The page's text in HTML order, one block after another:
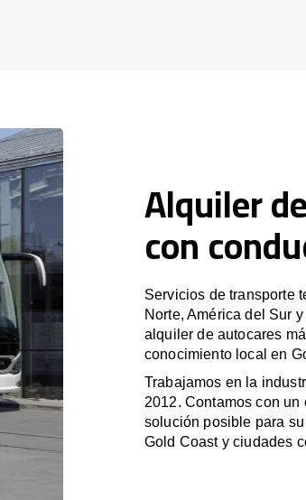
Alquiler
con
Servicios de transporte
Norte, América del Sur
alquiler de autocares
conocimiento local en
Trabajamos en la
2012. Contamos con
solución posible para
Gold Coast y ciudades